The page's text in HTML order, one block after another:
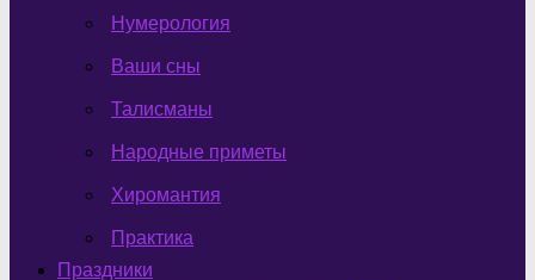
Нумерология
Ваши сны
Талисманы
Народные приметы
Хиромантия
Практика
Праздники